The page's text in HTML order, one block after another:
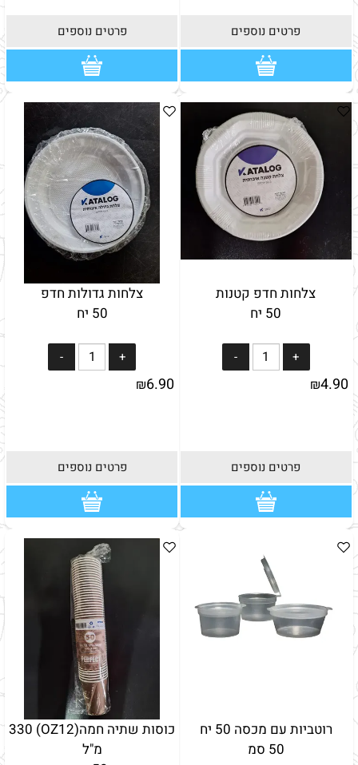
פרטים נוספים פרטים נוספים
צלחות חדפ קטנות
50 יח
₪4.90
פרטים נוספים
צלחות גדולות חדפ
50 יח
₪6.90
פרטים נוספים
רוטביות עם מכסה 50 יח
50 סמ
כוסות שתיה חמה(OZ12) 330
מ"ל